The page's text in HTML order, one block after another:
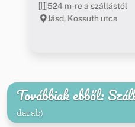
524 m-re a szállástól
Jásd, Kossuth utca
Továbbiak ebből:
darab)